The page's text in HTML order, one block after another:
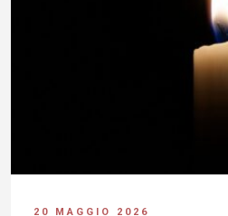
20 MAGGIO 2026